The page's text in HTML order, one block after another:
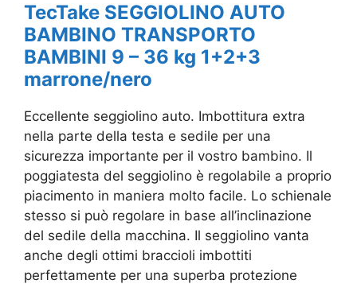
TecTake SEGGIOLINO AUTO
BAMBINO TRANSPORTO
BAMBINI 9 – 36 kg 1+2+3
marrone/nero
Eccellente seggiolino auto. Imbottitura extra
nella parte della testa e sedile per una
sicurezza importante per il vostro bambino. Il
poggiatesta del seggiolino è regolabile a proprio
piacimento in maniera molto facile. Lo schienale
stesso si può regolare in base all’inclinazione
del sedile della macchina. Il seggiolino vanta
anche degli ottimi braccioli imbottiti
perfettamente per una superba protezione